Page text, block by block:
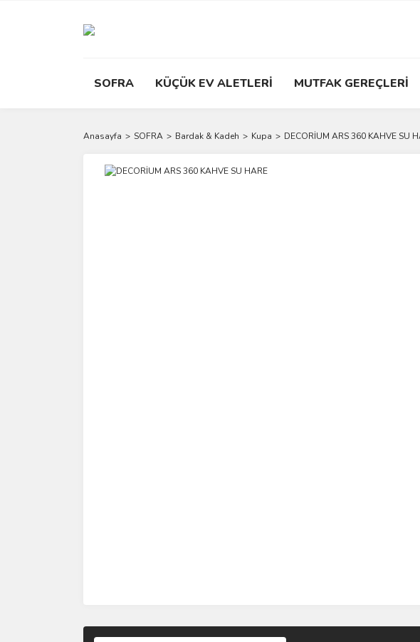
SOFRA KÜÇÜK EV ALETLERİ MUTFAK GEREÇLERİ
Anasayfa SOFRA Bardak & Kadeh Kupa DECORİUM ARS 360 KAHVE SU